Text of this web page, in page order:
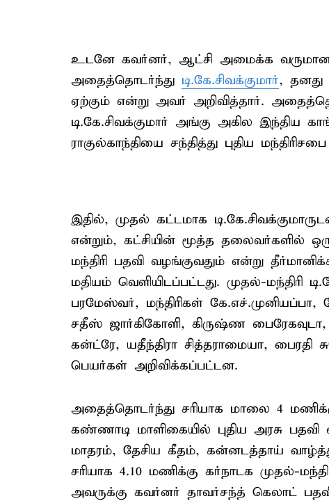
உடனே கவர்னர், ஆட்சி அமைக்க வருமான
அதைத்தொடர்ந்து டி.கே.சிவக்குமார், தனது
ஏற்கும் என்று அவர் அறிவித்தார்.
டி.கே.சிவக்குமார் அங்கு அகில இந்திய
ராகுல்காந்தியை சந்தித்து புதிய
இதில், முதல் கட்டமாக
என்றும், கட்சியின் மூத்த தலைவர்களில்
மந்திரி பதவி வழங்குவதும் என்று
மதியம் வெளியிடப்பட்டது. முதல்-மந்திரி
பரமேஸ்வர், மந்திரிகள் கே.எச்.முனியப்பா,
சதீஸ் ஜார்கிகோளி, கிருஷ்ண பைரேகவுடா,
கன்ட்ரே, யதீந்திரா சித்தராமையா,
பெயர்கள் அறிவிக்கப்பட்டன.
அதைத்தொடர்ந்து சரியாக மாலை 4
கண்ணாடி மாளிகையில் புதிய அரசு
மாதரம், தேசிய கீதம், கன்னடத்தாய்
சரியாக 4.10 மணிக்கு கர்நாடக முதல்-
அவருக்கு கவர்னர் தாவர்சந்த் கெலாட்